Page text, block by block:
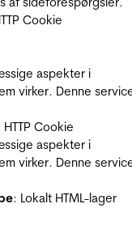
Cookie
aspekter i
virker. Denne
HTTP Cookie
aspekter i
virker. Denne
: Lokalt HTML-lager